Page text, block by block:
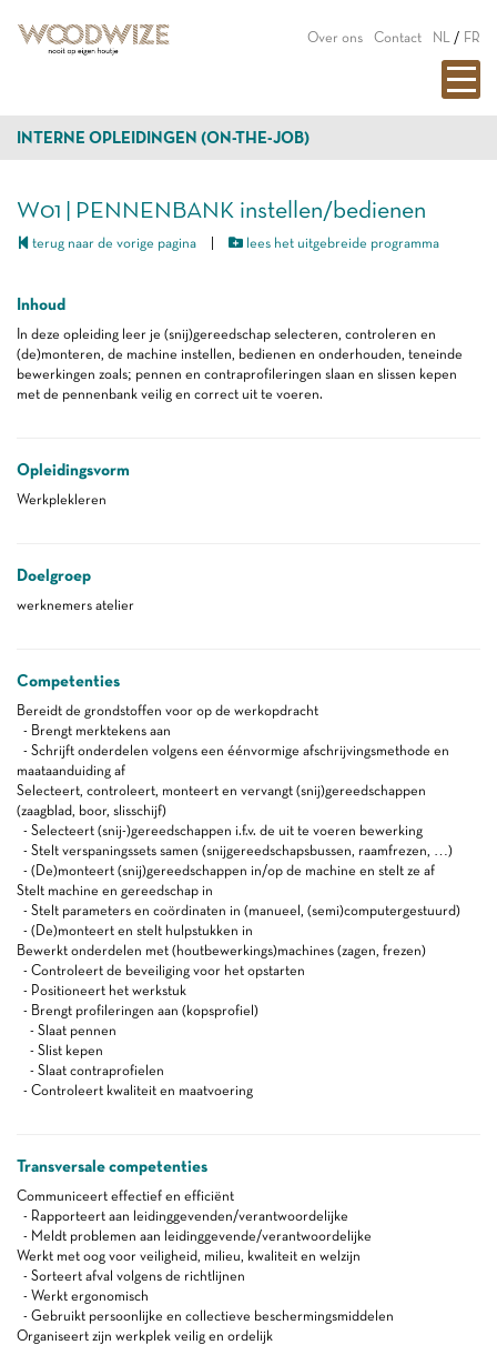
Over ons Contact NL / FR
INTERNE OPLEIDINGEN (ON-THE-JOB)
W01 | PENNENBANK instellen/bedienen
terug naar de vorige pagina lees het uitgebreide programma
Inhoud
In deze opleiding leer je (snij)gereedschap selecteren, controleren en
(de)monteren, de machine instellen, bedienen en onderhouden, teneinde
bewerkingen zoals; pennen en contraprofileringen slaan en slissen kepen
met de pennenbank veilig en correct uit te voeren.
Opleidingsvorm
Werkplekleren
Doelgroep
werknemers atelier
Competenties
Bereidt de grondstoffen voor op de werkopdracht
- Brengt merktekens aan
- Schrijft onderdelen volgens een éénvormige afschrijvingsmethode en
maataanduiding af
Selecteert, controleert, monteert en vervangt (snij)gereedschappen
(zaagblad, boor, slisschijf)
- Selecteert (snij-)gereedschappen i.f.v. de uit te voeren bewerking
- Stelt verspaningssets samen (snijgereedschapsbussen, raamfrezen, …)
- (De)monteert (snij)gereedschappen in/op de machine en stelt ze af
Stelt machine en gereedschap in
- Stelt parameters en coördinaten in (manueel, (semi)computergestuurd)
- (De)monteert en stelt hulpstukken in
Bewerkt onderdelen met (houtbewerkings)machines (zagen, frezen)
- Controleert de beveiliging voor het opstarten
- Positioneert het werkstuk
- Brengt profileringen aan (kopsprofiel)
- Slaat pennen
- Slist kepen
- Slaat contraprofielen
- Controleert kwaliteit en maatvoering
Transversale competenties
Communiceert effectief en efficiënt
- Rapporteert aan leidinggevenden/verantwoordelijke
- Meldt problemen aan leidinggevende/verantwoordelijke
Werkt met oog voor veiligheid, milieu, kwaliteit en welzijn
- Sorteert afval volgens de richtlijnen
- Werkt ergonomisch
- Gebruikt persoonlijke en collectieve beschermingsmiddelen
Organiseert zijn werkplek veilig en ordelijk